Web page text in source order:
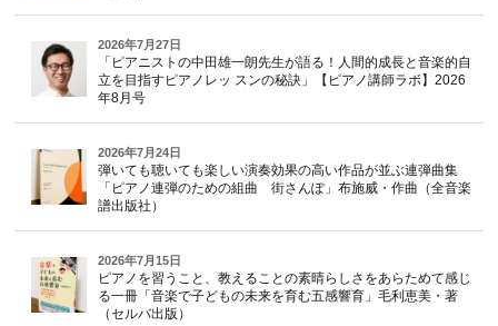
2026年7月27日
「ピアニストの中田雄一朗先生が語る！人間的成長と音楽的自
立を目指すピアノレッ スンの秘訣」【ピアノ講師ラボ】2026
年8月号
2026年7月24日
弾いても聴いても楽しい演奏効果の高い作品が並ぶ連弾曲集
「ピアノ連弾のための組曲 街さんぽ」布施威・作曲（全音楽
譜出版社）
2026年7月15日
ピアノを習うこと、教えることの素晴らしさをあらためて感じ
る一冊「音楽で子どもの未来を育む五感響育」毛利恵美・著
（セルバ出版）